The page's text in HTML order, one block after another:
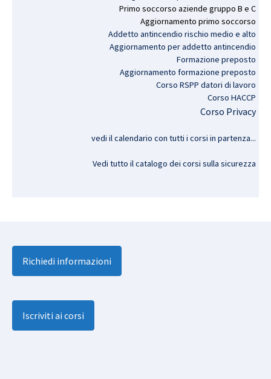
Primo soccorso aziende gruppo B e C
Aggiornamento primo soccorso
Addetto antincendio rischio medio e alto
Aggiornamento per addetto antincendio
Formazione preposto
Aggiornamento formazione preposto
Corso RSPP datori di lavoro
Corso HACCP
Corso Privacy
vedi il calendario con tutti i corsi in partenza...
Vedi tutto il catalogo dei corsi sulla sicurezza
Richiedi informazioni
Iscriviti ai corsi